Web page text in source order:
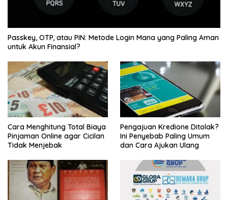
Passkey, OTP, atau PIN: Metode Login Mana yang Paling Aman
untuk Akun Finansial?
Cara Menghitung Total Biaya
Pinjaman Online agar Cicilan
Tidak Menjebak
Pengajuan Kredione Ditolak?
Ini Penyebab Paling Umum
dan Cara Ajukan Ulang